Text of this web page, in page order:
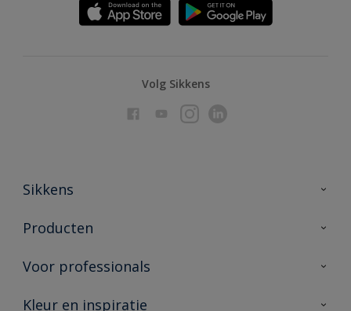
Volg Sikkens
Sikkens
Over Sikkens
Duurzaamheid
Producten
Producten voor binnen
Vind je verkooppunt
Voor professionals
Advies & service
Kleur en inspiratie